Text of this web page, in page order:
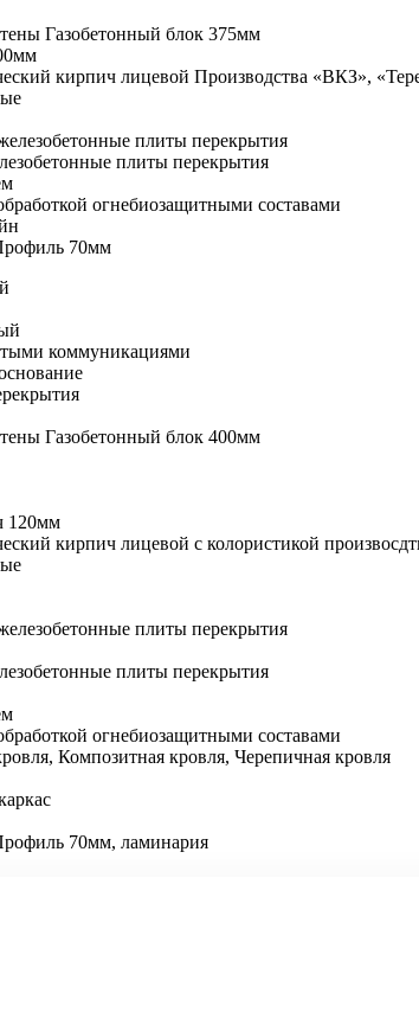
Газобетонный блок 375мм
кирпич лицевой Производства «ВКЗ»,
плиты перекрытия
плиты перекрытия
огнебиозащитными составами
70мм
коммуникациями
Газобетонный блок 400мм
120мм
кирпич лицевой с колористикой
плиты перекрытия
плиты перекрытия
огнебиозащитными составами
Композитная кровля, Черепичная кровля
70мм, ламинария